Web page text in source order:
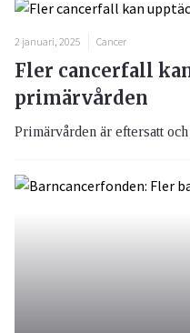
2 januari, 2025 Cancer
Fler cancerfall
primärvården